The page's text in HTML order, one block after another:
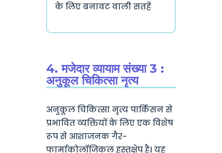
के लिए बनावट वाली सतहें
4. मजेदार व्यायाम संख्या 3 :
अनुकूल चिकित्सा नृत्य
अनुकूल चिकित्सा नृत्य पार्किंसन से
प्रभावित व्यक्तियों के लिए एक विशेष
रूप से आशाजनक गैर-
फार्माकोलॉजिकल हस्तक्षेप है। यह